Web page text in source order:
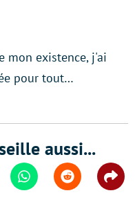
mon existence, j'ai
pour tout…
aussi...
WhatsappReddit